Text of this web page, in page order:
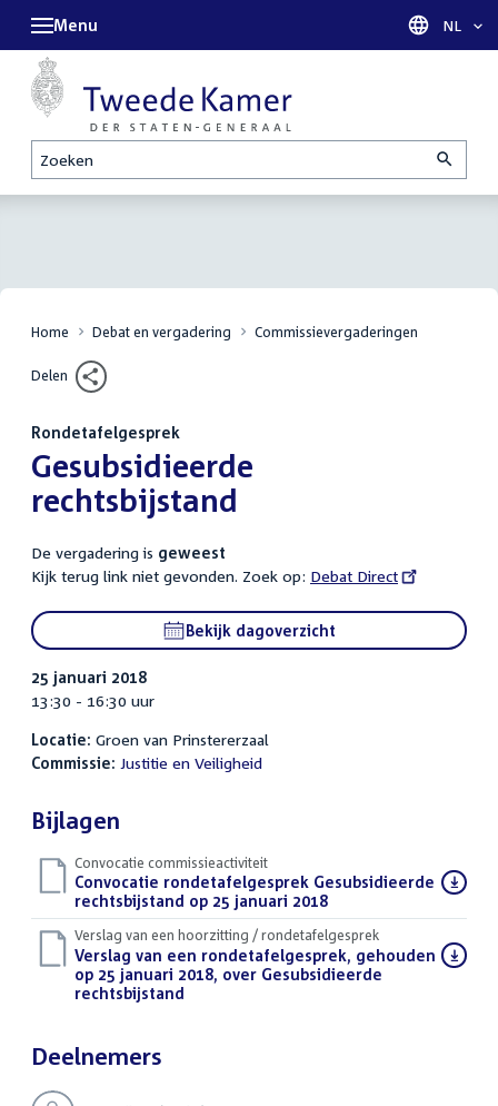
Zoeken
Menu Taal
NL
Home Debat en vergadering Commissievergaderingen
Delen
Rondetafelgesprek
:Gesubsidieerde
rechtsbijstand
De vergadering is geweest
Kijk terug link niet gevonden. Zoek op: External
Debat Direct
Bekijk dagoverzicht
25 januari 2018
13:30 - 16:30 uur
Locatie: Groen van Prinstererzaal
Commissie: Justitie en Veiligheid
Bijlagen
Convocatie commissieactiviteit
Download
bestand:
Convocatie rondetafelgesprek Gesubsidieerde
rechtsbijstand op 25 januari 2018(PDF)
Verslag van een hoorzitting / rondetafelgesprek
Download
bestand:
Verslag van een rondetafelgesprek, gehouden
op 25 januari 2018, over Gesubsidieerde
rechtsbijstand
Deelnemers